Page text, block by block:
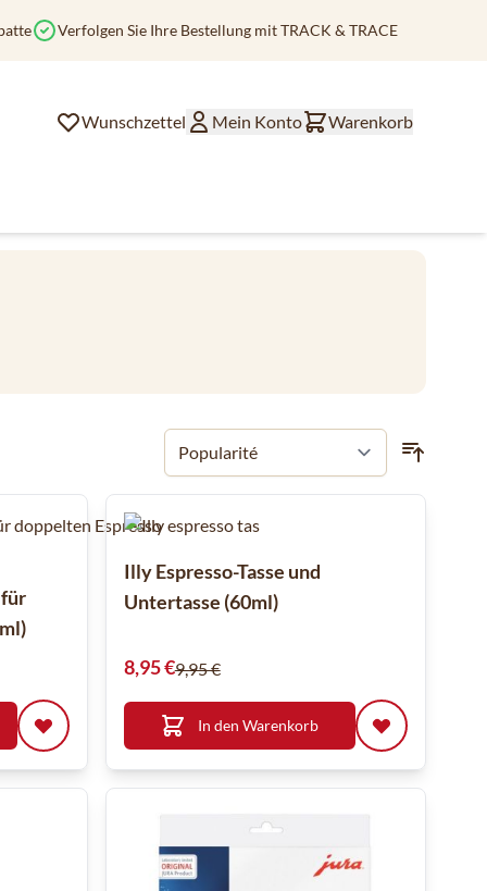
Verfolgen Sie Ihre Bestellung mit TRACK & TRACE
Wunschzettel Mein Konto Warenkorb
Illy Espresso-Tasse und
Untertasse (60ml)
Sonderpreis
8,95 €9,95 €
In den Warenkorb